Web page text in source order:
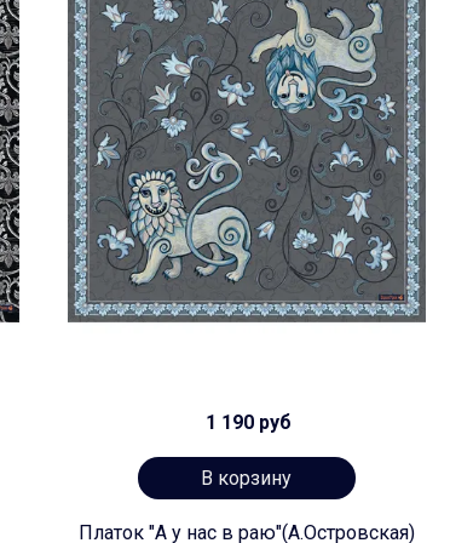
1 190 руб
В корзину
Платок "А у нас в раю"(А.Островская)